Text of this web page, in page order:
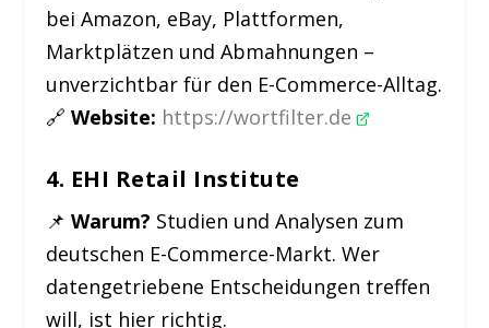
bei Amazon, eBay, Plattformen,
Marktplätzen und Abmahnungen –
unverzichtbar für den E-Commerce-Alltag.
🔗Website: https://wortfilter.de
4. EHI Retail Institute
📌Warum? Studien und Analysen zum
deutschen E-Commerce-Markt. Wer
datengetriebene Entscheidungen treffen
will, ist hier richtig.